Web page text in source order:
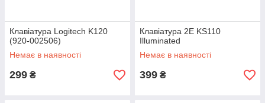
Клавіатура Logitech K120
(920-002506)
Немає в наявності
299 ₴
Клавіатура 2E KS110
Illuminated
Немає в наявності
399 ₴